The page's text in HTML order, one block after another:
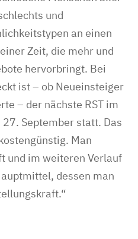
und
an einen
Zeit, die mehr und
hervorbringt. Bei
ist – ob Neueinsteiger
– der nächste RST im
September statt. Das
Man
und im weiteren Verlauf
dessen man